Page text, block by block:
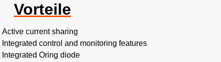
Vorteile
Active current sharing
Integrated control and monitoring features
Integrated Oring diode